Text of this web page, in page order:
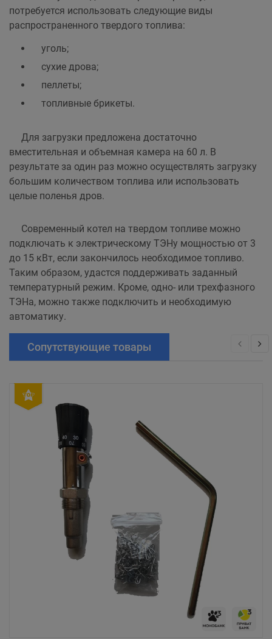
потребуется использовать следующие виды
распространенного твердого топлива:
уголь;
сухие дрова;
пеллеты;
топливные брикеты.
Для загрузки предложена достаточно
вместительная и объемная камера на 60 л. В
результате за один раз можно осуществлять загрузку
большим количеством топлива или использовать
целые поленья дров.
Современный котел на твердом топливе можно
подключать к электрическому ТЭНу мощностью от 3
до 15 кВт, если закончилось необходимое топливо.
Таким образом, удастся поддерживать заданный
температурный режим. Кроме, одно- или трехфазного
ТЭНа, можно также подключить и необходимую
автоматику.
Сопутствующие товары